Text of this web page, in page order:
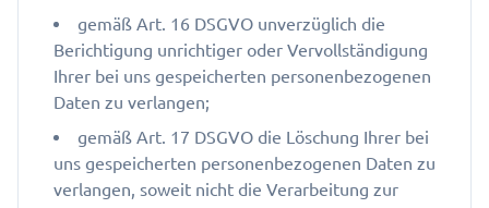
gemäß Art. 16 DSGVO unverzüglich die
Berichtigung unrichtiger oder Vervollständigung
Ihrer bei uns gespeicherten personenbezogenen
Daten zu verlangen;
gemäß Art. 17 DSGVO die Löschung Ihrer bei
uns gespeicherten personenbezogenen Daten zu
verlangen, soweit nicht die Verarbeitung zur